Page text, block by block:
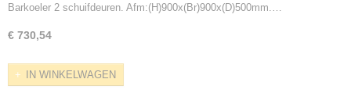
Barkoeler 2 schuifdeuren. Afm:(H)900x(Br)900x(D)500mm.…
€ 730,54
IN WINKELWAGEN